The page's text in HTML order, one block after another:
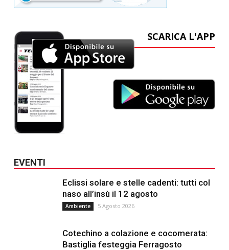
SCARICA L'APP
EVENTI
Eclissi solare e stelle cadenti: tutti col
naso all’insù il 12 agosto
Ambiente 5 Agosto 2026
Cotechino a colazione e cocomerata:
Bastiglia festeggia Ferragosto